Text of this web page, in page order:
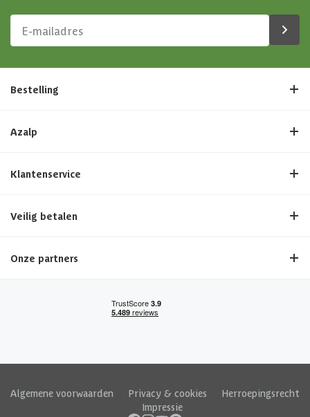
Bestelling
Azalp
Klantenservice
Veilig betalen
Onze partners
Algemene voorwaarden Privacy & cookies
Herroepingsrecht
Impressie